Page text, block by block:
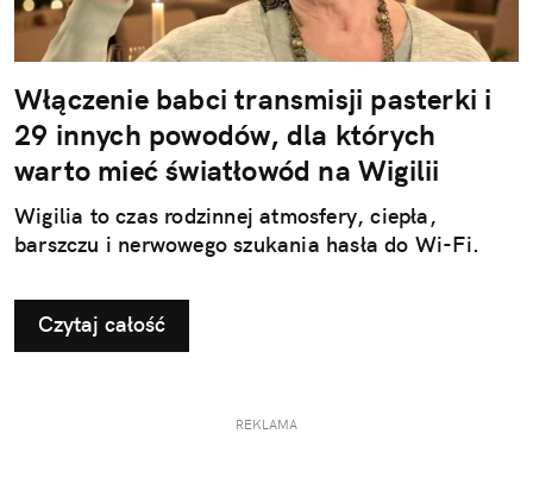
Włączenie babci transmisji pasterki i
29 innych powodów, dla których
warto mieć światłowód na Wigilii
Wigilia to czas rodzinnej atmosfery, ciepła,
barszczu i nerwowego szukania hasła do Wi-Fi.
Czytaj całość
REKLAMA